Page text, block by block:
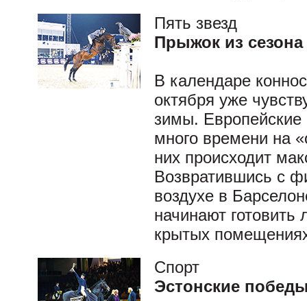
Пять звезд
Прыжок из сезона
В календаре
октября уже
зимы. Европейские
много времени на
них происходит
Возвратившись с
воздухе в
начинают
крытых
Спорт
Эстонские